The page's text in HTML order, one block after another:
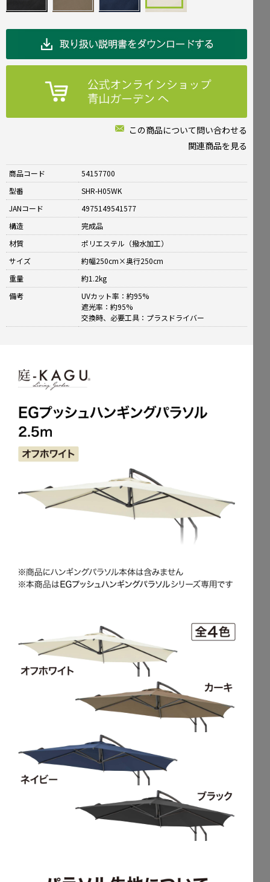
この商品について問い合わせる
関連商品を見る
商品コード
54157700
型番
SHR-H05WK
JANコード
4975149541577
構造
完成品
材質
ポリエステル（撥水加工）
サイズ
約幅250cm×奥行250cm
重量
約1.2kg
備考
UVカット率：約95%
遮光率：約95%
交換時、必要工具：プラスドライバー